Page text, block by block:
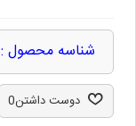
شناسه محصول :
دوست داشتن0